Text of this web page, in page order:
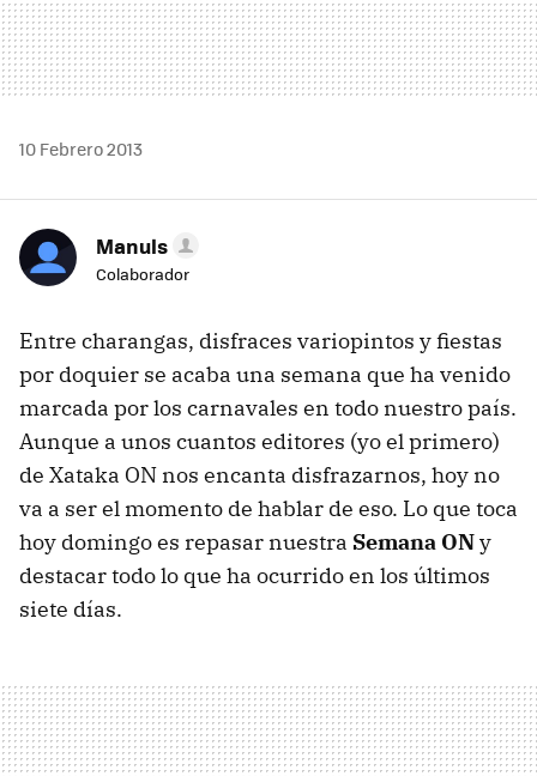
10 Febrero 2013
Manuls
Colaborador
Entre charangas, disfraces variopintos y fiestas
por doquier se acaba una semana que ha venido
marcada por los carnavales en todo nuestro país.
Aunque a unos cuantos editores (yo el primero)
de Xataka ON nos encanta disfrazarnos, hoy no
va a ser el momento de hablar de eso. Lo que toca
hoy domingo es repasar nuestra Semana ONy
destacar todo lo que ha ocurrido en los últimos
siete días.